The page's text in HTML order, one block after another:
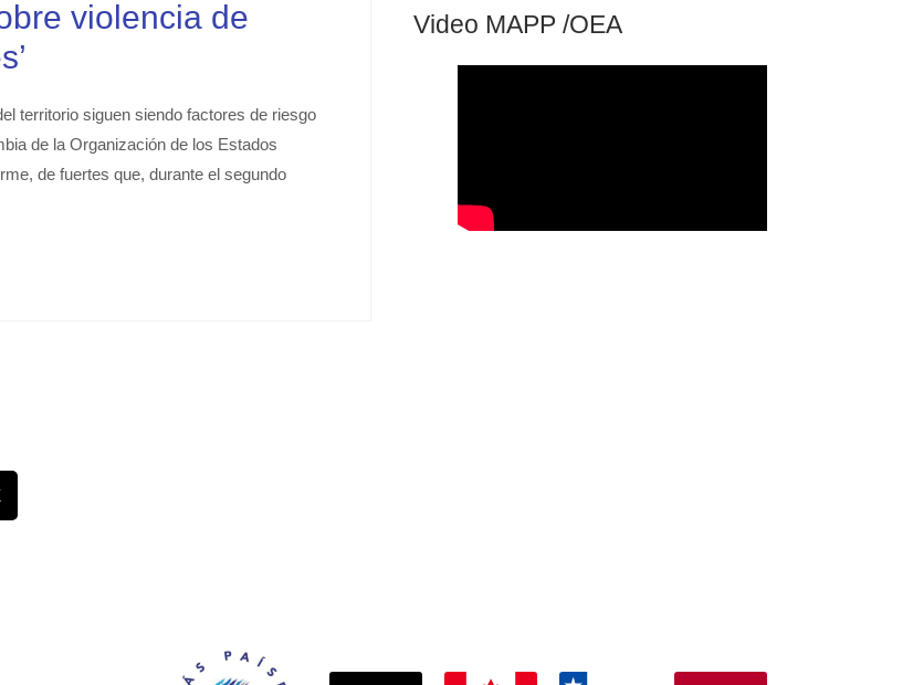
violencia de
territorio siguen siendo factores de riesgo
de la Organización de los Estados
de fuertes que, durante el segundo
Video MAPP /OEA